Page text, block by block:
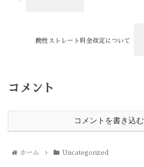
酸性ストレート料金改定について
コメント
コメントを書き込む
ホーム Uncategorized